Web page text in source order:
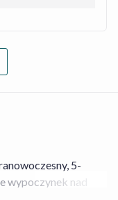
ponownie
Z wyrazami
Resort,
5-
nad